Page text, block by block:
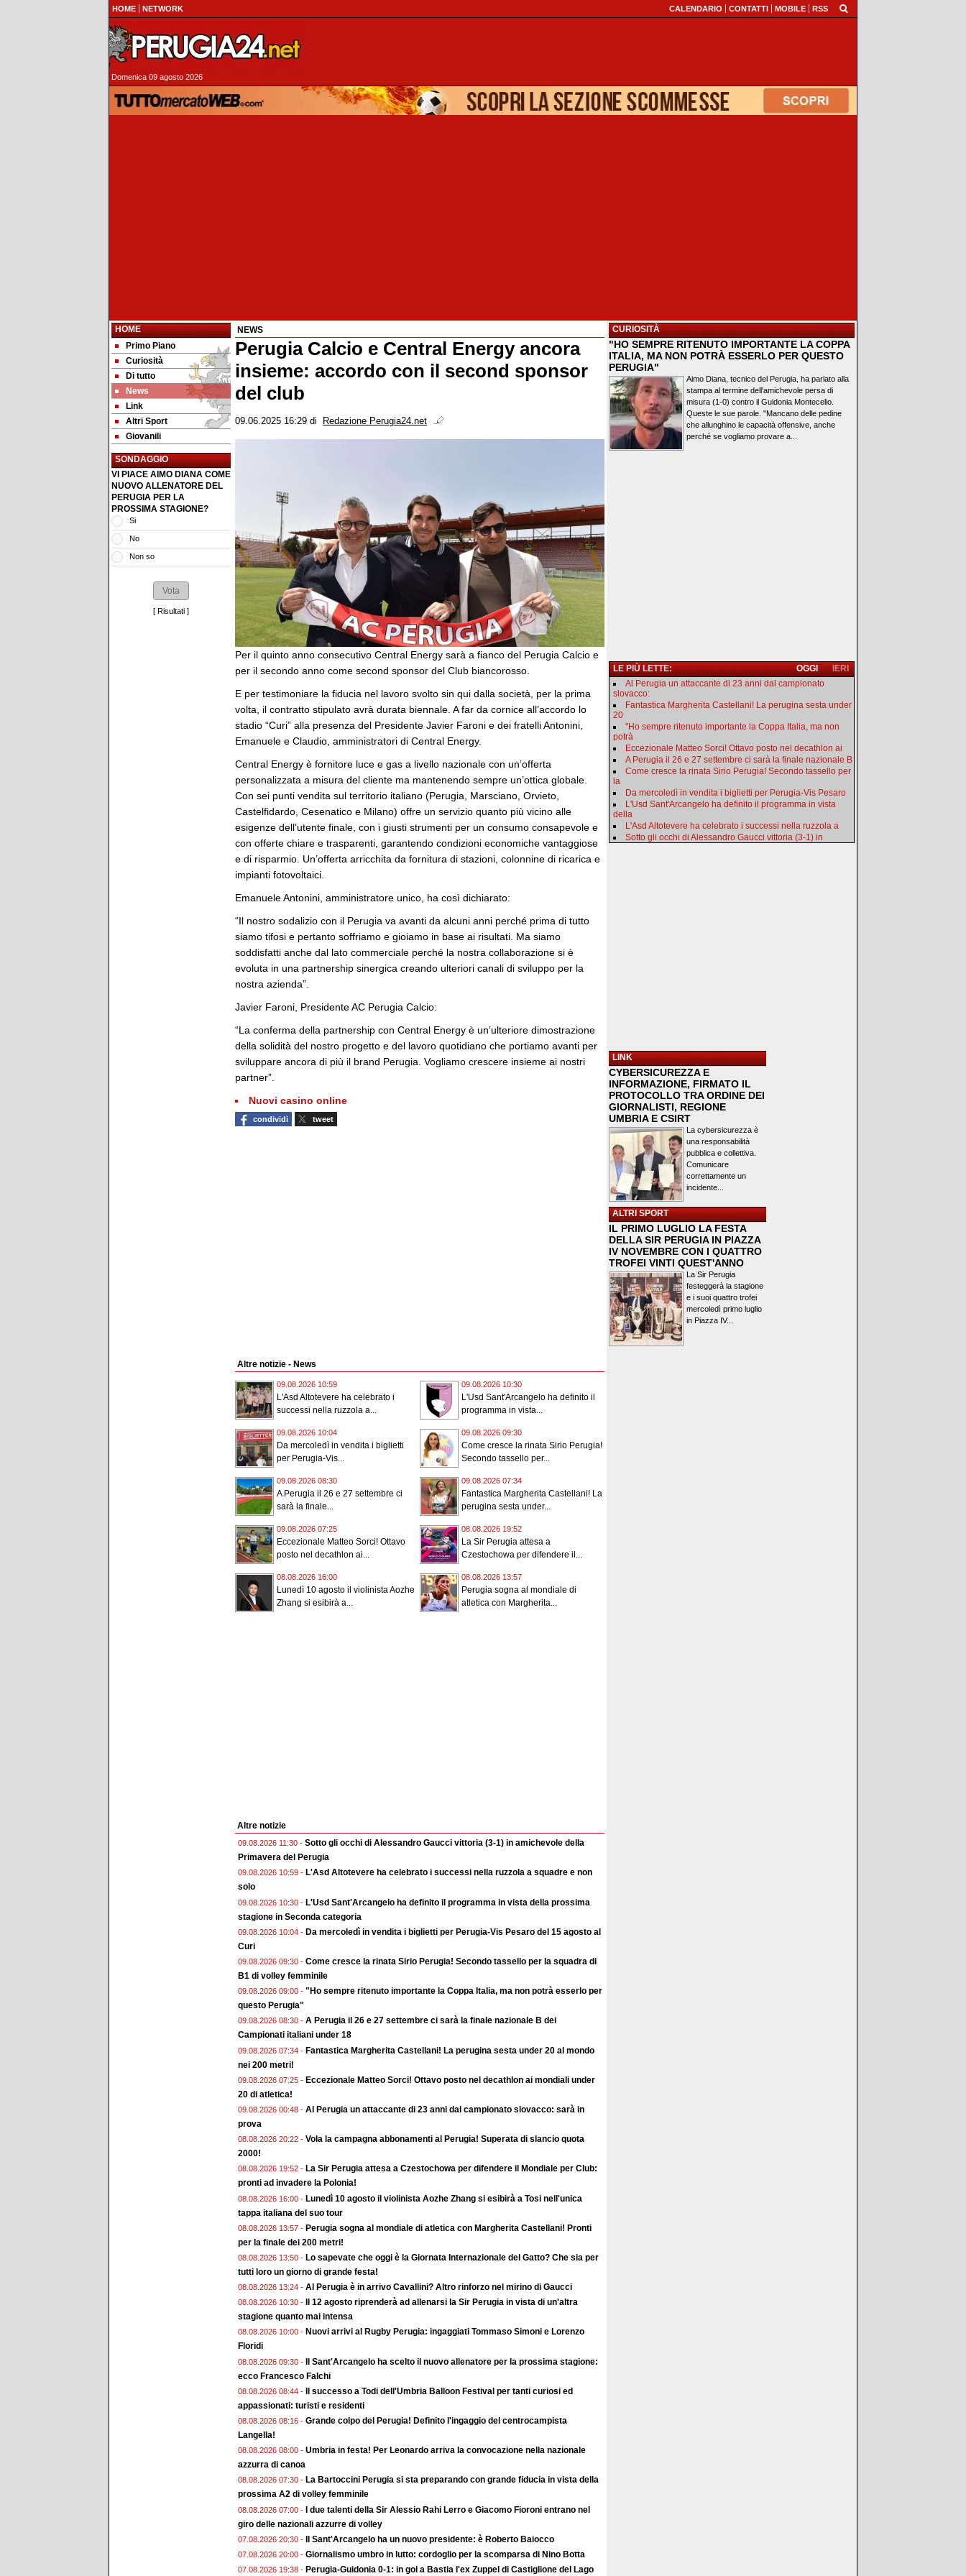
HOME NETWORK CALENDARIO CONTATTI MOBILE RSS
Domenica 09 agosto 2026
HOME
Primo Piano
Curiosità
Di tutto
News
Link
Altri Sport
Giovanili
SONDAGGIO
VI PIACE AIMO DIANA COME
NUOVO ALLENATORE DEL
PERUGIA PER LA
PROSSIMA STAGIONE?
Si
No
Non so
[ Risultati ]
NEWS
Perugia Calcio e Central Energy ancora
insieme: accordo con il second sponsor
del club
09.06.2025 16:29 di Redazione Perugia24.net
Per il quinto anno consecutivo Central Energy sarà a fianco del Perugia Calcio e
per il secondo anno come second sponsor del Club biancorosso.
E per testimoniare la fiducia nel lavoro svolto sin qui dalla società, per la prima
volta, il contratto stipulato avrà durata biennale. A far da cornice all’accordo lo
stadio “Curi” alla presenza del Presidente Javier Faroni e dei fratelli Antonini,
Emanuele e Claudio, amministratori di Central Energy.
Central Energy è fornitore luce e gas a livello nazionale con un’offerta
personalizzata a misura del cliente ma mantenendo sempre un’ottica globale.
Con sei punti vendita sul territorio italiano (Perugia, Marsciano, Orvieto,
Castelfidardo, Cesenatico e Milano) offre un servizio quanto più vicino alle
esigenze dell’utente finale, con i giusti strumenti per un consumo consapevole e
con offerte chiare e trasparenti, garantendo condizioni economiche vantaggiose
e di risparmio. Un’offerta arricchita da fornitura di stazioni, colonnine di ricarica e
impianti fotovoltaici.
Emanuele Antonini, amministratore unico, ha così dichiarato:
“Il nostro sodalizio con il Perugia va avanti da alcuni anni perché prima di tutto
siamo tifosi e pertanto soffriamo e gioiamo in base ai risultati. Ma siamo
soddisfatti anche dal lato commerciale perché la nostra collaborazione si è
evoluta in una partnership sinergica creando ulteriori canali di sviluppo per la
nostra azienda”.
Javier Faroni, Presidente AC Perugia Calcio:
“La conferma della partnership con Central Energy è un’ulteriore dimostrazione
della solidità del nostro progetto e del lavoro quotidiano che portiamo avanti per
sviluppare ancora di più il brand Perugia. Vogliamo crescere insieme ai nostri
partner”.
Nuovi casino online
condividi tweet
Altre notizie - News
09.08.2026 10:59
L'Asd Altotevere ha celebrato i
successi nella ruzzola a...
09.08.2026 10:30
L'Usd Sant'Arcangelo ha definito il
programma in vista...
09.08.2026 10:04
Da mercoledì in vendita i biglietti
per Perugia-Vis...
09.08.2026 09:30
Come cresce la rinata Sirio Perugia!
Secondo tassello per...
09.08.2026 08:30
A Perugia il 26 e 27 settembre ci
sarà la finale...
09.08.2026 07:34
Fantastica Margherita Castellani! La
perugina sesta under...
09.08.2026 07:25
Eccezionale Matteo Sorci! Ottavo
posto nel decathlon ai...
08.08.2026 19:52
La Sir Perugia attesa a
Czestochowa per difendere il...
08.08.2026 16:00
Lunedì 10 agosto il violinista Aozhe
Zhang si esibirà a...
08.08.2026 13:57
Perugia sogna al mondiale di
atletica con Margherita...
Altre notizie
09.08.2026 11:30 - Sotto gli occhi di Alessandro Gaucci vittoria (3-1) in amichevole della
Primavera del Perugia
09.08.2026 10:59 - L'Asd Altotevere ha celebrato i successi nella ruzzola a squadre e non
solo
09.08.2026 10:30 - L'Usd Sant'Arcangelo ha definito il programma in vista della prossima
stagione in Seconda categoria
09.08.2026 10:04 - Da mercoledì in vendita i biglietti per Perugia-Vis Pesaro del 15 agosto al
Curi
09.08.2026 09:30 - Come cresce la rinata Sirio Perugia! Secondo tassello per la squadra di
B1 di volley femminile
09.08.2026 09:00 - "Ho sempre ritenuto importante la Coppa Italia, ma non potrà esserlo per
questo Perugia"
09.08.2026 08:30 - A Perugia il 26 e 27 settembre ci sarà la finale nazionale B dei
Campionati italiani under 18
09.08.2026 07:34 - Fantastica Margherita Castellani! La perugina sesta under 20 al mondo
nei 200 metri!
09.08.2026 07:25 - Eccezionale Matteo Sorci! Ottavo posto nel decathlon ai mondiali under
20 di atletica!
09.08.2026 00:48 - Al Perugia un attaccante di 23 anni dal campionato slovacco: sarà in
prova
08.08.2026 20:22 - Vola la campagna abbonamenti al Perugia! Superata di slancio quota
2000!
08.08.2026 19:52 - La Sir Perugia attesa a Czestochowa per difendere il Mondiale per Club:
pronti ad invadere la Polonia!
08.08.2026 16:00 - Lunedì 10 agosto il violinista Aozhe Zhang si esibirà a Tosi nell'unica
tappa italiana del suo tour
08.08.2026 13:57 - Perugia sogna al mondiale di atletica con Margherita Castellani! Pronti
per la finale dei 200 metri!
08.08.2026 13:50 - Lo sapevate che oggi è la Giornata Internazionale del Gatto? Che sia per
tutti loro un giorno di grande festa!
08.08.2026 13:24 - Al Perugia è in arrivo Cavallini? Altro rinforzo nel mirino di Gaucci
08.08.2026 10:30 -
Il 12 agosto riprenderà ad allenarsi la Sir Perugia in vista di un'altra
stagione quanto mai intensa
08.08.2026 10:00 - Nuovi arrivi al Rugby Perugia: ingaggiati Tommaso Simoni e Lorenzo
Floridi
08.08.2026 09:30 - Il Sant'Arcangelo ha scelto il nuovo allenatore per la prossima stagione:
ecco Francesco Falchi
08.08.2026 08:44 - Il successo a Todi dell'Umbria Balloon Festival per tanti curiosi ed
appassionati: turisti e residenti
08.08.2026 08:16 - Grande colpo del Perugia! Definito l'ingaggio del centrocampista
Langella!
08.08.2026 08:00 - Umbria in festa! Per Leonardo arriva la convocazione nella nazionale
azzurra di canoa
08.08.2026 07:30 - La Bartoccini Perugia si sta preparando con grande fiducia in vista della
prossima A2 di volley femminile
08.08.2026 07:00 - I due talenti della Sir Alessio Rahi Lerro e Giacomo Fioroni entrano nel
giro delle nazionali azzurre di volley
07.08.2026 20:30 - Il Sant'Arcangelo ha un nuovo presidente: è Roberto Baiocco
07.08.2026 20:00 - Giornalismo umbro in lutto: cordoglio per la scomparsa di Nino Botta
07.08.2026 19:38 - Perugia-Guidonia 0-1: in gol a Bastia l'ex Zuppel di Castiglione del Lago
CURIOSITÀ
"HO SEMPRE RITENUTO IMPORTANTE LA COPPA
ITALIA, MA NON POTRÀ ESSERLO PER QUESTO
PERUGIA"
Aimo Diana, tecnico del Perugia, ha parlato alla
stampa al termine dell'amichevole persa di
misura (1-0) contro il Guidonia Montecelio.
Queste le sue parole. "Mancano delle pedine
che allunghino le capacità offensive, anche
perché se vogliamo provare a...
LE PIÙ LETTE: IERI
OGGI
Al Perugia un attaccante di 23 anni dal campionato
slovacco:
Fantastica Margherita Castellani! La perugina sesta under
20
"Ho sempre ritenuto importante la Coppa Italia, ma non
potrà
Eccezionale Matteo Sorci! Ottavo posto nel decathlon ai
A Perugia il 26 e 27 settembre ci sarà la finale nazionale B
Come cresce la rinata Sirio Perugia! Secondo tassello per
la
Da mercoledì in vendita i biglietti per Perugia-Vis Pesaro
L'Usd Sant'Arcangelo ha definito il programma in vista
della
L'Asd Altotevere ha celebrato i successi nella ruzzola a
Sotto gli occhi di Alessandro Gaucci vittoria (3-1) in
LINK
CYBERSICUREZZA E
INFORMAZIONE, FIRMATO IL
PROTOCOLLO TRA ORDINE DEI
GIORNALISTI, REGIONE
UMBRIA E CSIRT
La cybersicurezza è
una responsabilità
pubblica e collettiva.
Comunicare
correttamente un
incidente...
ALTRI SPORT
IL PRIMO LUGLIO LA FESTA
DELLA SIR PERUGIA IN PIAZZA
IV NOVEMBRE CON I QUATTRO
TROFEI VINTI QUEST'ANNO
La Sir Perugia
festeggerà la stagione
e i suoi quattro trofei
mercoledì primo luglio
in Piazza IV...